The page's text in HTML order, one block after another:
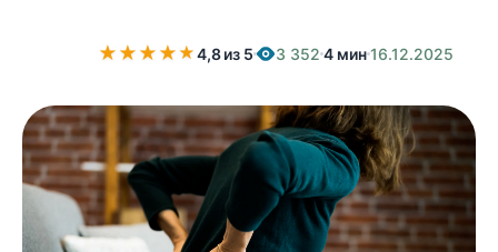
★ ★ ★ ★★
★4,8 из 5 3 352 4 мин16.12.2025